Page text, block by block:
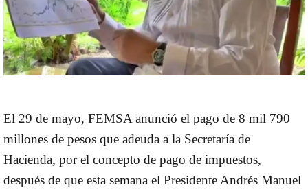
El 29 de mayo, FEMSA anunció el pago de 8 mil 790
millones de pesos que adeuda a la Secretaría de
Hacienda, por el concepto de pago de impuestos,
después de que esta semana el Presidente Andrés Manuel